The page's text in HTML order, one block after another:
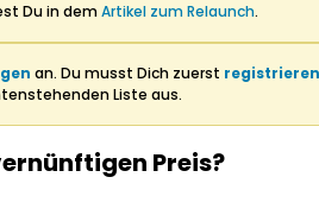
Du in demArtikel zum Relaunch.
an. Du musst Dich zuerst registrieren
Liste aus.
Preis?